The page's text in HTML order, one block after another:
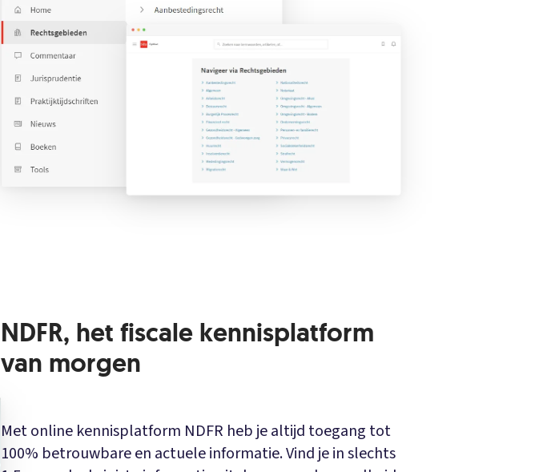
NDFR, het fiscale kennisplatform
van morgen
Met online kennisplatform NDFR heb je altijd toegang tot
100% betrouwbare en actuele informatie. Vind je in slechts